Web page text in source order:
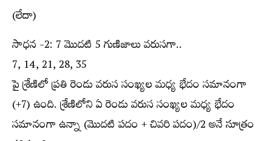
(లేదా)
సాధన -2: 7 మొదటి 5 గుణిజాలు వరుసగా..
7, 14, 21, 28, 35
పై శ్రేణిలో ప్రతి రెండు వరుస సంఖ్యల మధ్య భేదం సమానంగా
(+7) ఉంది. శ్రేణిలోని ఏ రెండు వరుస సంఖ్యల మధ్య భేదం
సమానంగా ఉన్నా (మొదటి పదం + చివరి పదం)/2 అనే సూత్రం